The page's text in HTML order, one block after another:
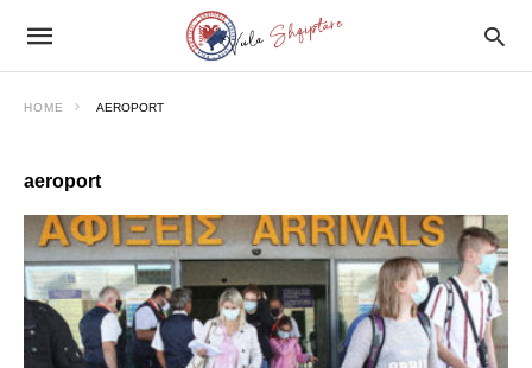
HOME AEROPORT
aeroport